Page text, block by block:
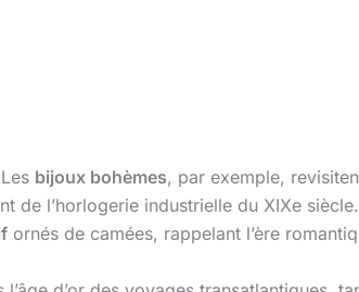
bijoux bohèmes, par exemple,
de l’horlogerie industrielle du XIXe
ornés de camées, rappelant l’ère